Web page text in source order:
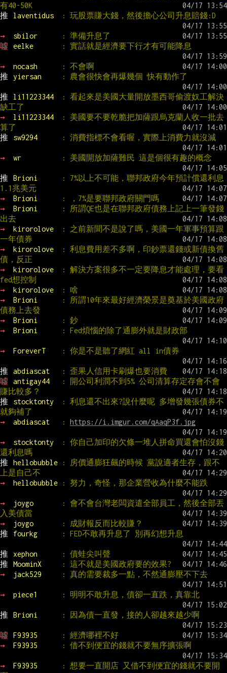
有40-50K
推
laventidus : 玩股票賺大錢，然後擔心公司升息賠錢:D
→ sbilor
: 準備升息了
噓
eelke : 實話就是經濟要下行才有可能降息
→ nocash
: 不會啊
推
yiersan : 農會很快會再爆幾個 快有動作了
推 li11223344
: 看起來是美國大量開放墨西哥偷渡奴工解決
缺工了
→
li11223344
: 美國要不要乾脆把加薩跟烏克蘭人收一批去
算了
推
sw9294 : 消費指標不會看喔，實際上消費力就沒減
→ wr : 美國開放加薩難民 這是個很有趣的概念
推 Brioni
: 7%以上不可能，聯邦政府今年預計償還利息
1.1兆美元
→
Brioni
: ，7%是要聯邦政府關門嗎
→
Brioni
: 所謂QE也是在聯邦政府債務上記上一筆發錢
出去
→
kirorolove
: 之前新聞不是說了嗎，美國一年軍事預算跟
一年債券
→
kirorolove
: 利息費用差不多啊，印鈔票還錢或新債換舊
債，反正
→
kirorolove
: 解決方案很多不一定要降息才能處理，要看
fed想控制
→
kirorolove
: 啥
→
Brioni
: 所謂10年來最好經濟榮景是奠基於美國政府
債務上去發
→
Brioni
: 鈔
→
Brioni : Fed煩惱的除了通膨外就是財政部
→ ForeverT : 你是不是聽了網紅 all in債券
推 abdiascat
: 歪果人信用卡刷爆也要消費
噓
antigay44
: 開公司利潤不到5% 公司清算存定存會不會
賺比較多？
推
stocktonty
: 利息還不出來?說什麼呢 多增發幾張債券不
就夠補了
→
abdiascat : https://i.imgur.com/qAaqP3f.jpg
→ stocktonty
: 你自己加印的欠條一堆人拼命買還會怕沒錢
還利息嗎
推
hellobubble
: 房價通膨狂飆的時候 黨說適者生存，跟不
上是自己不
→
hellobubble : 努力，奇怪，那企業營收為什麼不能跌
→ joygo
: 會不會台灣老闆資遣全部員工，然後全部丟
入美債當
→
joygo
: 成財報反而比較賺？
推
fourkg : FED不敢再升息了 別再幻想升息
推 xephon
: 債蛙尖叫聲
推
MoominX
: 這不就是美國政府要的效果?
→
jack529 : 真的需要裁多一點，不然通膨壓不下去
→ piece1 : 明明不敢升息，債卻一直跌，真靠北
推 Brioni : 因為債一直發，接的人卻越來越少啊
噓 F93935
: 經濟哪裡不好
→
F93935 : 借不到便宜的錢就不要無序擴張啊
→ F93935
: 想要一直開店 又借不到便宜的錢就不要開